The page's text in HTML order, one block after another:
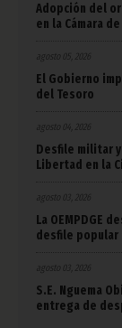
Adopción del
en la Cámara
El Gobierno
del Tesoro
agosto 04, 2026
Desfile militar
Libertad en la
La OEMPDGE
desfile popular
S.E. Nguema
entrega de